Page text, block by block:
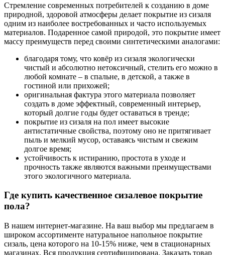
Стремление современных потребителей к созданию в доме
природной, здоровой атмосферы делает покрытие из сизаля
одним из наиболее востребованных и часто используемых
материалов. Подаренное самой природой, это покрытие имеет
массу преимуществ перед своими синтетическими аналогами:
благодаря тому, что ковёр из сизаля экологически
чистый и абсолютно нетоксичный, стелить его можно в
любой комнате – в спальне, в детской, а также в
гостиной или прихожей;
оригинальная фактура этого материала позволяет
создать в доме эффектный, современный интерьер,
который долгие годы будет оставаться в тренде;
покрытие из сизаля на пол имеет высокие
антистатичные свойства, поэтому оно не притягивает
пыль и мелкий мусор, оставаясь чистым и свежим
долгое время;
устойчивость к истиранию, простота в уходе и
прочность также являются важными преимуществами
этого экологичного материала.
Где купить качественное сизалевое покрытие
пола?
В нашем интернет-магазине. На ваш выбор мы предлагаем в
широком ассортименте натуральное напольное покрытие
сизаль, цена которого на 10-15% ниже, чем в стационарных
магазинах. Вся продукция сертифицирована. Заказать товар